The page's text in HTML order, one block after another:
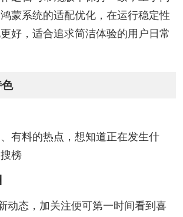
蒙系统的适配优化，在运行稳定性
好，适合追求简洁体验的用户日常
有料的热点，想知道正在发生什
榜
动态，加关注便可第一时间看到喜